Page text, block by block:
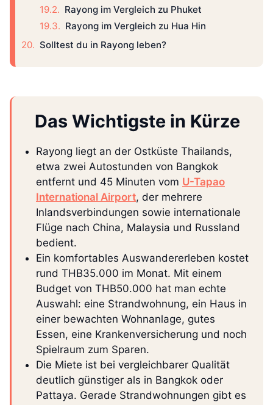
Rayong im Vergleich zu Phuket
Rayong im Vergleich zu Hua Hin
Solltest du in Rayong leben?
Das Wichtigste in Kürze
Rayong liegt an der Ostküste Thailands,
etwa zwei Autostunden von Bangkok
entfernt und 45 Minuten vom U-Tapao
International Airport, der mehrere
Inlandsverbindungen sowie internationale
Flüge nach China, Malaysia und Russland
bedient.
Ein komfortables Auswandererleben kostet
rund THB35.000 im Monat. Mit einem
Budget von THB50.000 hat man echte
Auswahl: eine Strandwohnung, ein Haus in
einer bewachten Wohnanlage, gutes
Essen, eine Krankenversicherung und noch
Spielraum zum Sparen.
Die Miete ist bei vergleichbarer Qualität
deutlich günstiger als in Bangkok oder
Pattaya. Gerade Strandwohnungen gibt es